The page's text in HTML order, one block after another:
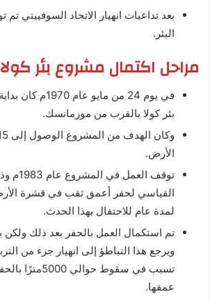
بعد تداعيات انهيار الاتحاد السوفييتي
البئر.
مراحل اكتمال مشروع بئر كولا
في يوم 24 من مايو
بئر كولا بالقرب من مورمانسك.
الأرض.
توقف
القياسي لحفر أعمق ثقب في قشرة
لمدة عام للاحتفال بهذا الحدث.
تم استكمال العمل بالحفر بعد ذلك ولكن
ويرجع هذا التباطؤ إلى انهيار جزء من
تسبب في سقوط
عمقها.